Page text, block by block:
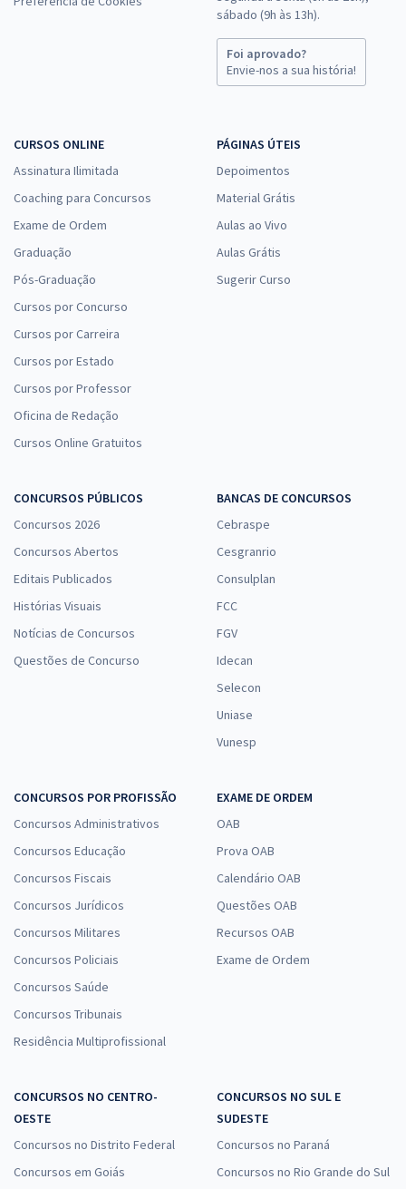
sábado (9h às 13h).
Foi aprovado?
Envie-nos a sua história!
CURSOS ONLINE
Assinatura Ilimitada
Coaching para Concursos
Exame de Ordem
Graduação
Pós-Graduação
Cursos por Concurso
Cursos por Carreira
Cursos por Estado
Cursos por Professor
Oficina de Redação
Cursos Online Gratuitos
PÁGINAS ÚTEIS
Depoimentos
Material Grátis
Aulas ao Vivo
Aulas Grátis
Sugerir Curso
CONCURSOS PÚBLICOS
Concursos 2026
Concursos Abertos
Editais Publicados
Histórias Visuais
Notícias de Concursos
Questões de Concurso
BANCAS DE CONCURSOS
Cebraspe
Cesgranrio
Consulplan
FCC
FGV
Idecan
Selecon
Uniase
Vunesp
CONCURSOS POR PROFISSÃO
Concursos Administrativos
Concursos Educação
Concursos Fiscais
Concursos Jurídicos
Concursos Militares
Concursos Policiais
Concursos Saúde
Concursos Tribunais
Residência Multiprofissional
EXAME DE ORDEM
OAB
Prova OAB
Calendário OAB
Questões OAB
Recursos OAB
Exame de Ordem
CONCURSOS NO CENTRO-
OESTE
Concursos no Distrito Federal
Concursos em Goiás
CONCURSOS NO SUL E
SUDESTE
Concursos no Paraná
Concursos no Rio Grande do Sul